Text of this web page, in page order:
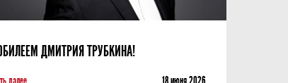
ДМИТРИЯ ТРУБКИНА!